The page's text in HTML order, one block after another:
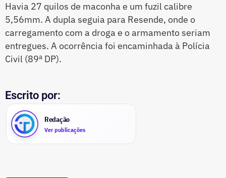
Havia 27 quilos de maconha e um fuzil calibre
5,56mm. A dupla seguia para Resende, onde o
carregamento com a droga e o armamento seriam
entregues. A ocorrência foi encaminhada à Polícia
Civil (89ª DP).
Escrito por:
Redação
Ver publicações